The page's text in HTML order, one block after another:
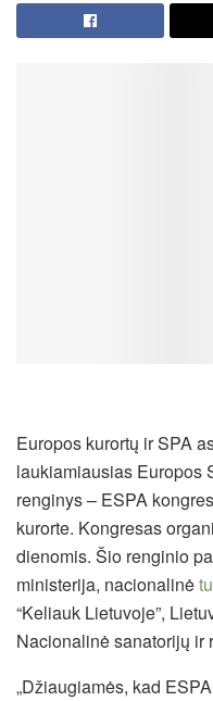
Europos kurortų ir SPA
laukiamiausias Europos
renginys – ESPA
kurorte. Kongresas
dienomis. Šio renginio
ministerija, nacionalinė
“Keliauk Lietuvoje”,
Nacionalinė sanatorijų ir
„Džiaugiamės, kad